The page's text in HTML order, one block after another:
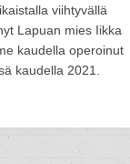
viihtyvällä
Lapuan mies Iikka
kaudella operoinut
kaudella 2021.